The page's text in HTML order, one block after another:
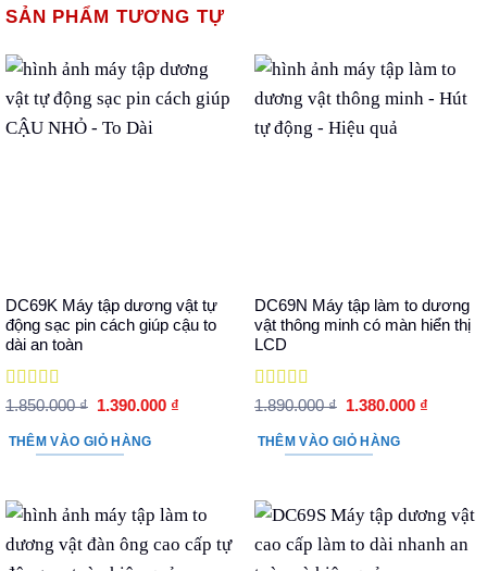
SẢN PHẨM TƯƠNG TỰ
DC69K Máy tập dương vật tự
động sạc pin cách giúp cậu to
dài an toàn
Được xếp
1.850.000₫ Giá
là:
1.850.000 ₫.
1.390.000 ₫
THÊM VÀO GIỎ HÀNG
DC69N Máy tập làm to dương
vật thông minh có màn hiển thị
LCD
Được xếp
1.890.000₫ Giá
là:
1.890.000 ₫.
1.380.000 ₫
THÊM VÀO GIỎ HÀNG